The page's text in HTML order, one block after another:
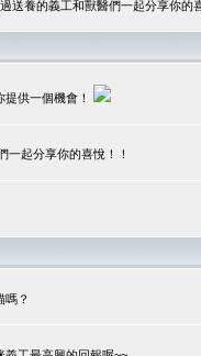
送養的義工和獸醫們一起分享你的
供一個機會！
一起分享你的喜悅！！
嗎？